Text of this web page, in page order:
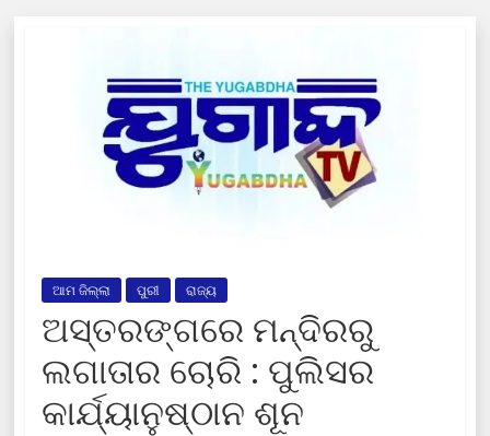
ଆମ ଜିଲ୍ଲା ପୁରୀ ରାଜ୍ୟ
ଅସ୍ତରଙ୍ଗରେ ମନ୍ଦିରରୁ
ଲଗାତାର ଚୋରି : ପୁଲିସର
କାର୍ଯ୍ୟାନୁଷ୍ଠାନ ଶୂନ